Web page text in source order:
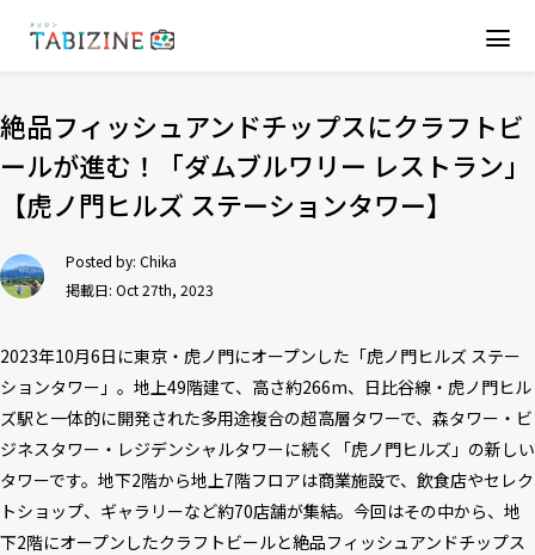
絶品フィッシュアンドチップスにクラフトビ
ールが進む！「ダムブルワリー レストラン」
【虎ノ門ヒルズ ステーションタワー】
Posted by: Chika
掲載日: Oct 27th, 2023
2023年10月6日に東京・虎ノ門にオープンした「虎ノ門ヒルズ ステー
ションタワー」。地上49階建て、高さ約266m、日比谷線・虎ノ門ヒル
ズ駅と一体的に開発された多用途複合の超高層タワーで、森タワー・ビ
ジネスタワー・レジデンシャルタワーに続く「虎ノ門ヒルズ」の新しい
タワーです。地下2階から地上7階フロアは商業施設で、飲食店やセレク
トショップ、ギャラリーなど約70店舗が集結。今回はその中から、地
下2階にオープンしたクラフトビールと絶品フィッシュアンドチップス